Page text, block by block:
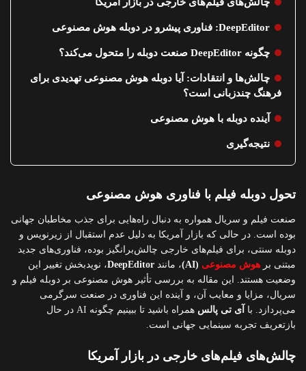
DeepEditor: فناوری پیشرو در دوبله هوش مصنوعی
چگونه DeepEditor صنعت دوبله را متحول می‌کند؟
چالش‌ها و انتقادات: آیا دوبله هوش مصنوعی تهدیدی برای
فرهنگ چندزبانی است؟
آینده دوبله با هوش مصنوعی
نتیجه‌گیری
تحول دوبله فیلم با فناوری هوش مصنوعی
صنعت فیلم و سریال همواره به دنبال راه‌هایی برای جذب مخاطبان جهانی
بوده است. در حالی که بازار آمریکا به دلیل عدم استقبال از زیرنویس و
دوبله سنتی، برای فیلم‌های خارجی چالش‌برانگیز بوده، فناوری‌های جدید
مبتنی بر هوش مصنوعی (AI) ، مانند DeepEditor، نویدبخش تغییر این
وضعیت هستند. این مقاله به بررسی تأثیر هوش مصنوعی بر دوبله فیلم و
سریال، مزایا و معایب آن، و آینده این فناوری در صنعت سرگرمی
می‌پردازد. با آی تی پالس
همراه باشید تا ببینیم چگونه AI در حال
بازتعریف تجربه سینمایی جهانی است.
چالش‌های فیلم‌های خارجی در بازار آمریکا